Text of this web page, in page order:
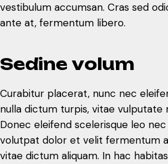
vestibulum accumsan. Cras sed
ante at, fermentum libero.
Sedine volum
Curabitur placerat, nunc nec
nulla dictum turpis, vitae vulputate
Donec eleifend scelerisque leo
volutpat dolor et velit fermentum
vitae dictum aliquam. In hac